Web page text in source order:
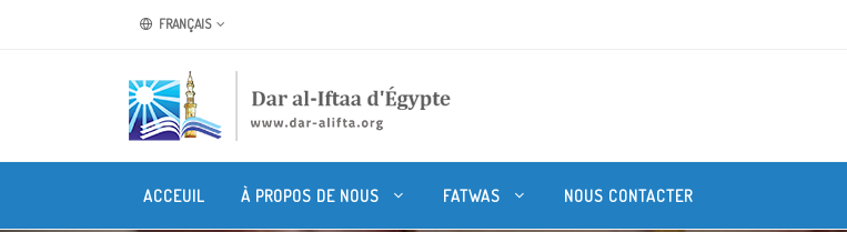
FRANÇAIS
ACCEUIL À PROPOS DE NOUS FATWAS NOUS CONTACTER